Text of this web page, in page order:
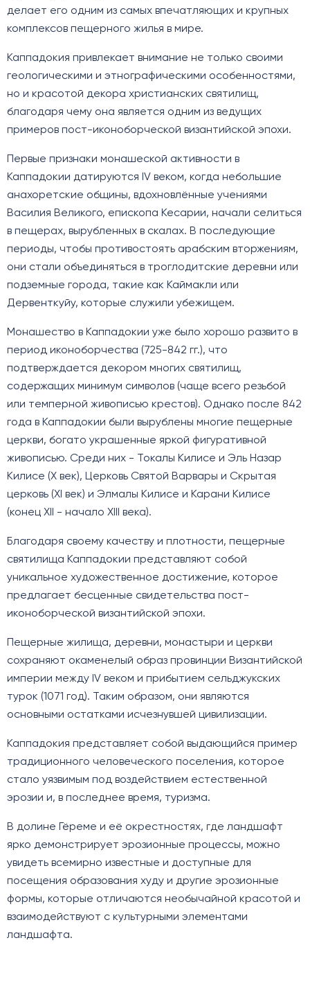
делает его одним из самых впечатляющих и крупных
комплексов пещерного жилья в мире.
Каппадокия привлекает внимание не только своими
геологическими и этнографическими особенностями,
но и красотой декора христианских святилищ,
благодаря чему она является одним из ведущих
примеров пост-иконоборческой византийской эпохи.
Первые признаки монашеской активности в
Каппадокии датируются IV веком, когда небольшие
анахоретские общины, вдохновлённые учениями
Василия Великого, епископа Кесарии, начали селиться
в пещерах, вырубленных в скалах. В последующие
периоды, чтобы противостоять арабским вторжениям,
они стали объединяться в троглодитские деревни или
подземные города, такие как Каймакли или
Дервенткуйу, которые служили убежищем.
Монашество в Каппадокии уже было хорошо развито в
период иконоборчества (725-842 гг.), что
подтверждается декором многих святилищ,
содержащих минимум символов (чаще всего резьбой
или темперной живописью крестов). Однако после 842
года в Каппадокии были вырублены многие пещерные
церкви, богато украшенные яркой фигуративной
живописью. Среди них - Токалы Килисе и Эль Назар
Килисе (X век), Церковь Святой Варвары и Скрытая
церковь (XI век) и Элмалы Килисе и Карани Килисе
(конец XII - начало XIII века).
Благодаря своему качеству и плотности, пещерные
святилища Каппадокии представляют собой
уникальное художественное достижение, которое
предлагает бесценные свидетельства пост-
иконоборческой византийской эпохи.
Пещерные жилища, деревни, монастыри и церкви
сохраняют окаменелый образ провинции Византийской
империи между IV веком и прибытием сельджукских
турок (1071 год). Таким образом, они являются
основными остатками исчезнувшей цивилизации.
Каппадокия представляет собой выдающийся пример
традиционного человеческого поселения, которое
стало уязвимым под воздействием естественной
эрозии и, в последнее время, туризма.
В долине Гёреме и её окрестностях, где ландшафт
ярко демонстрирует эрозионные процессы, можно
увидеть всемирно известные и доступные для
посещения образования худу и другие эрозионные
формы, которые отличаются необычайной красотой и
взаимодействуют с культурными элементами
ландшафта.